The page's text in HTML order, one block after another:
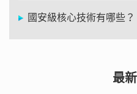
國安級核心技術有哪些
最